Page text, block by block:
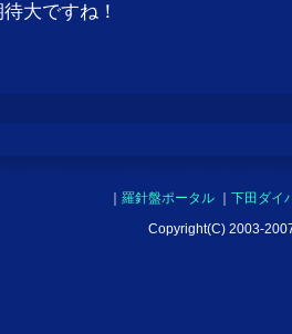
大ですね！
羅針盤ポータル
下田ダイ
Copyright(C) 2003-